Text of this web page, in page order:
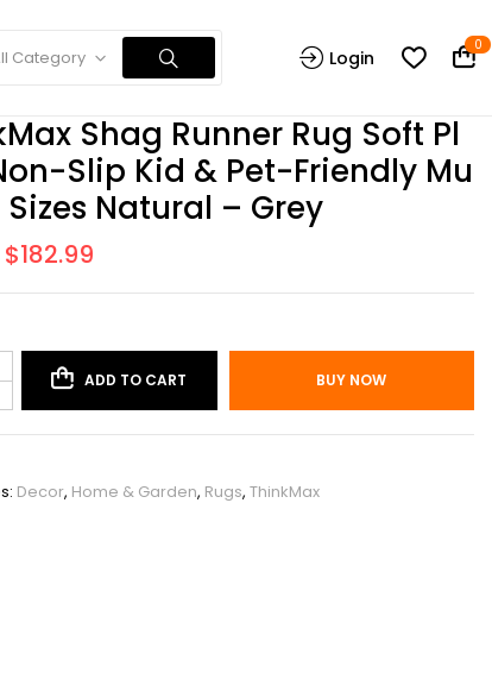
Category Login
0
Shag Runner Rug Soft Pl
Slip Kid & Pet-Friendly Mu
Sizes Natural – Grey
$182.99
ADD TO CART BUY NOW
Decor, Home & Garden, Rugs, ThinkMax